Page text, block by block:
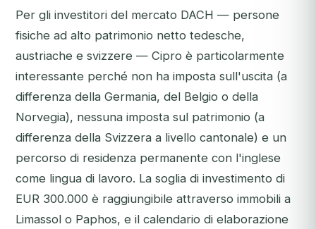
Per gli investitori del mercato DACH — persone
fisiche ad alto patrimonio netto tedesche,
austriache e svizzere — Cipro è particolarmente
interessante perché non ha imposta sull'uscita (a
differenza della Germania, del Belgio o della
Norvegia), nessuna imposta sul patrimonio (a
differenza della Svizzera a livello cantonale) e un
percorso di residenza permanente con l'inglese
come lingua di lavoro. La soglia di investimento di
EUR 300.000 è raggiungibile attraverso immobili a
Limassol o Paphos, e il calendario di elaborazione